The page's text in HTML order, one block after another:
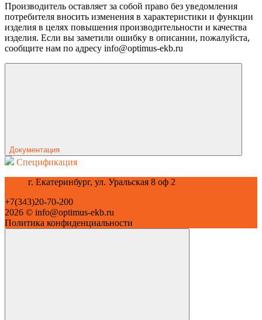
Производитель оставляет за собой право без уведомления
потребителя вносить изменения в характеристики и функции
изделия в целях повышения производительности и качества
изделия. Если вы заметили ошибку в описании, пожалуйста,
сообщите нам по адресу info@optimus-ekb.ru
Документация
Спецификация
г. Екатеринбург, ул. Уральская 8 оф 2
+7(343)20-70-200
2026 © info@optimus-ekb.ru
Политика конфиденциальности